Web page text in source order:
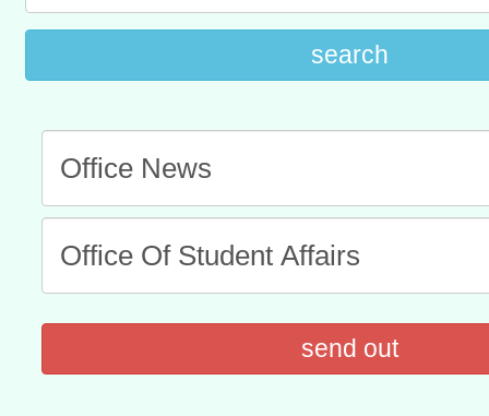
search
send out